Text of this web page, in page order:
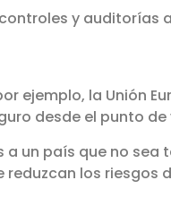
y auditorías
ejemplo, la Unión
desde el punto
un país que no sea
los riesgos